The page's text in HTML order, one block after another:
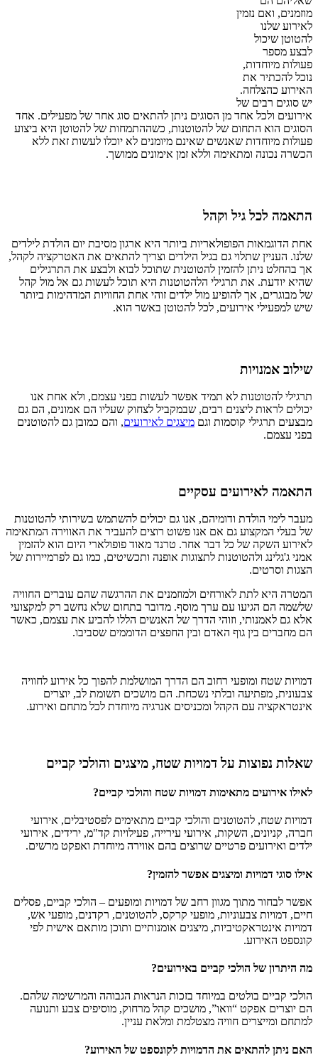
מוזמנים, ואם נזמין
לאירוע שלנו
להטוטן שיכול
לבצע מספר
פעולות מיוחדות,
נוכל להכתיר את
האירוע כהצלחה.
יש סוגים רבים של
אירועים ולכל אחד מן הסוגים ניתן להתאים סוג אחר של מפעילים. אחד
הסוגים הוא התחום של להטוטנות, כשההתמחות של להטוטן היא ביצוע
פעולות מיוחדות שאנשים שאינם מיומנים לא יוכלו לעשות זאת ללא
הכשרה נכונה ומתאימה וללא זמן אימונים ממושך.
התאמה לכל גיל וקהל
אחת הדוגמאות הפופולאריות ביותר היא ארגון מסיבת יום הולדת לילדים
שלנו. העניין שתלוי גם בגיל הילדים וצריך להתאים את האטרקציה לקהל,
אך בהחלט ניתן להזמין להטוטנית שתוכל לבוא ולבצע את התרגילים
שהיא יודעת. את תרגילי הלהטוטנות היא תוכל לעשות גם אל מול קהל
של מבוגרים, אך להופיע מול ילדים זוהי אחת החוויות המדהימות ביותר
שיש למפעילי אירועים, לכל להטוטן באשר הוא.
שילוב אמנויות
תרגילי להטוטנות לא תמיד אפשר לעשות בפני עצמם, ולא אחת אנו
יכולים לראות ליצנים רבים, שבמקביל לצחוק שעליו הם אמונים, הם גם
מבצעים תרגילי קוסמות וגם מיצגים לאירועים, והם כמובן גם להטוטנים
בפני עצמם.
התאמה לאירועים עסקיים
מעבר לימי הולדת ודומיהם, אנו גם יכולים להשתמש בשירותי להטוטנות
של בעלי המקצוע גם אם אנו פשוט רוצים להעביר את האווירה המתאימה
לאירוע השקה של כל דבר אחר. טרנד מאוד פופולארי היום הוא להזמין
אמני ג'גלינג ולהטוטנות לתצוגות אופנה ותכשיטים, כמו גם לפרמיירות של
הצגות וסרטים.
המטרה היא לתת לאורחים ולמוזמנים את ההרגשה שהם עוברים החוויה
שלשמה הם הגיעו עם ערך מוסף. מדובר בתחום שלא נחשב רק למקצועי
אלא גם לאמנותי, וזוהי הדרך של האנשים הללו להביע את עצמם, כאשר
הם מחברים בין גוף האדם ובין החפצים הדוממים שסביבו.
דמויות שטח ומופעי רחוב הם הדרך המושלמת להפוך כל אירוע לחוויה
צבעונית, מפתיעה ובלתי נשכחת. הם מושכים תשומת לב, יוצרים
אינטראקציה עם הקהל ומכניסים אנרגיה מיוחדת לכל מתחם ואירוע.
שאלות נפוצות על דמויות שטח, מיצגים והולכי קביים
לאילו אירועים מתאימות דמויות שטח והולכי קביים?
דמויות שטח, להטוטנים והולכי קביים מתאימים לפסטיבלים, אירועי
חברה, קניונים, השקות, אירועי עירייה, פעילויות קד"מ, ירידים, אירועי
ילדים ואירועים פרטיים שרוצים בהם אווירה מיוחדת ואפקט מרשים.
אילו סוגי דמויות ומיצגים אפשר להזמין?
אפשר לבחור מתוך מגוון רחב של דמויות ומופעים – הולכי קביים, פסלים
חיים, דמויות צבעוניות, מופעי קרקס, להטוטנים, רקדנים, מופעי אש,
דמויות אינטראקטיביות, מיצגים אומנותיים ותוכן מותאם אישית לפי
קונספט האירוע.
מה היתרון של הולכי קביים באירועים?
הולכי קביים בולטים במיוחד בזכות הנראות הגבוהה והמרשימה שלהם.
הם יוצרים אפקט “וואו”, מושכים קהל מרחוק, מוסיפים צבע ותנועה
למתחם ומייצרים חוויה מצטלמת ומלאת עניין.
האם ניתן להתאים את הדמויות לקונספט של האירוע?